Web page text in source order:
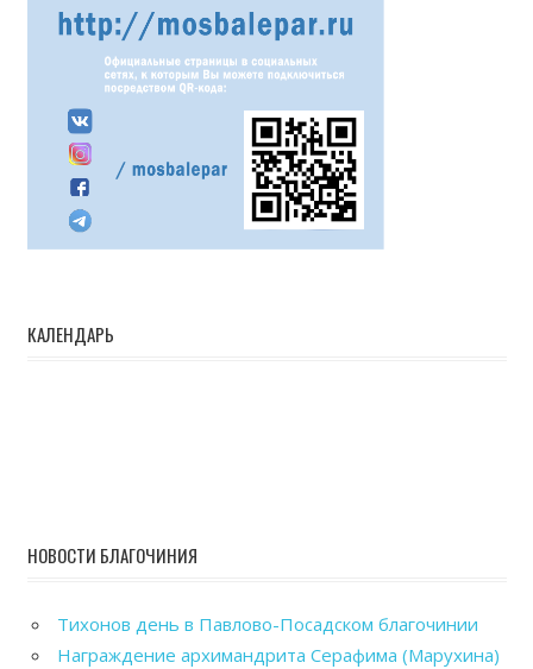
КАЛЕНДАРЬ
НОВОСТИ БЛАГОЧИНИЯ
Тихонов день в Павлово-Посадском благочинии
Награждение архимандрита Серафима (Марухина)